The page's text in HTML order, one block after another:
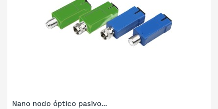
Nano nodo óptico pasivo...